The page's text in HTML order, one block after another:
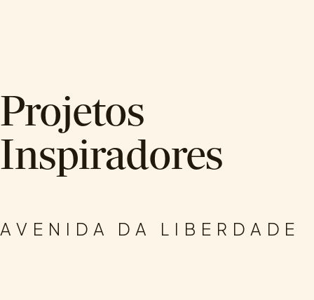
Projetos
Inspiradores
AVENIDA DA LIBERDADE